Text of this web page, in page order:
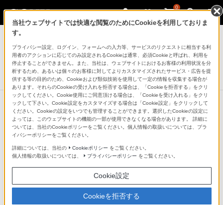
0
ゲーミングギア INZONE™（インゾーン）
ワイヤレスノイズキャンセリングゲーミングヘッドセット
INZONE H9 II
NEW 新発売
当社ウェブサイトでは快適な閲覧のためにCookieを利用しておりま
す。
プライバシー設定、ログイン、フォームへの入力等、サービスのリクエストに相当する利
用者のアクションに応じてのみ設定されるCookieは通常、必須Cookieと呼ばれ、利用を
停止することができません。また、当社は、ウェブサイトにおけるお客様の利用状況を分
析するため、あるいは個々のお客様に対してよりカスタマイズされたサービス・広告を提
供する等の目的のため、Cookieおよび類似技術を使用して一定の情報を収集する場合が
あります。それらのCookieの受け入れを拒否する場合は、「Cookieを拒否する」をクリ
ックしてください。Cookie使用にご同意頂ける場合は、「Cookieを受け入れる」をクリ
ックして下さい。Cookie設定をカスタマイズする場合は「Cookie設定」をクリックして
ください。Cookieの設定をいつでも管理することができます。選択したCookieの設定に
よっては、このウェブサイトの機能の一部が使用できなくなる場合があります。 詳細に
ついては、当社のCookieポリシーをご覧ください。個人情報の取扱いについては、プラ
イバシーポリシーをご覧ください。
詳細については、当社の Cookieポリシー をご覧ください。
個人情報の取扱いについては、
プライバシーポリシー をご覧ください。
Cookie設定
Cookieを拒否する